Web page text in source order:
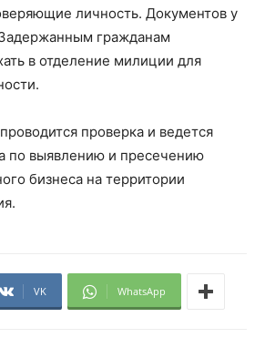
личность. Документов у
гражданам
в отделение милиции для
проверка и ведется
по выявлению и пресечению
бизнеса на территории
VK WhatsApp